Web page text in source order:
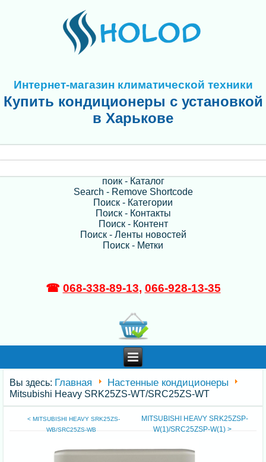
Интернет-магазин климатической техники
Купить кондиционеры с установкой
в Харькове
поик - Каталог
Search - Remove Shortcode
Поиск - Категории
Поиск - Контакты
Поиск - Контент
Поиск - Ленты новостей
Поиск - Метки
☎ 068-338-89-13, 066-928-13-35
Вы здесь: Главная Настенные кондиционеры
Mitsubishi Heavy SRK25ZS-WT/SRC25ZS-WT
< MITSUBISHI HEAVY SRK25ZS-
WB/SRC25ZS-WB
MITSUBISHI HEAVY SRK25ZSP-
W(1)/SRC25ZSP-W(1) >